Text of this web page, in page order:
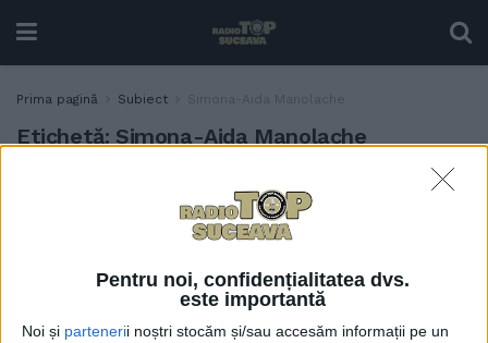
Pentru noi, confidențialitatea dvs.
este importantă
Noi și partenerii noștri stocăm și/sau accesăm informații pe un
Prima pagină Subiect Simona-Aida Manolache
Etichetă: Simona-Aida Manolache
”O istorie a traducerilor în
limba română din secolul al
X-lea”, lansare la USV